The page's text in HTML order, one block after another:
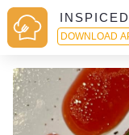
DOWNLOAD